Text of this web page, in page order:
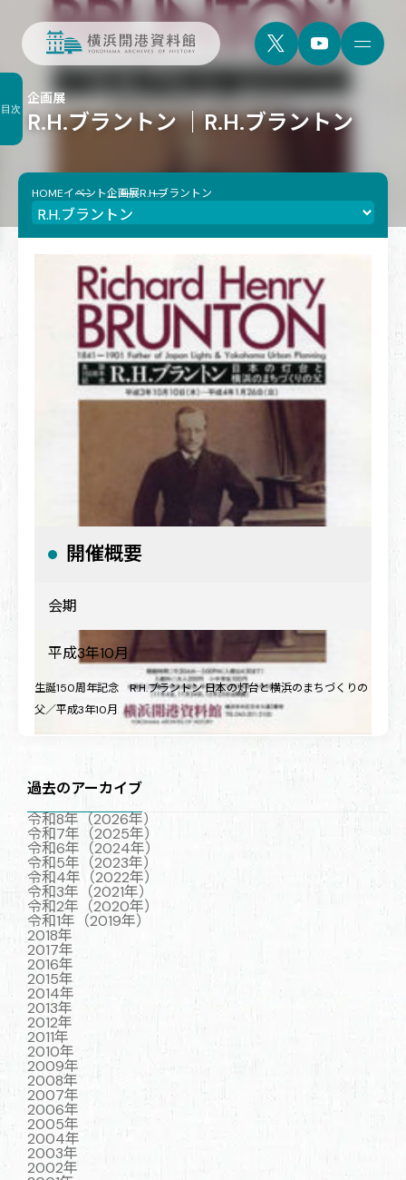
R.H.ブラントン ｜R.H.ブラントン
企画展
HOMEイベント企画展R.H.ブラントン
開催概要
会期
平成3年10月
生誕150周年記念 R.H.ブラントン 日本の灯台と横浜のまちづくりの
父／平成3年10月
目次
過去のアーカイブ
令和8年（2026年）
令和7年（2025年）
令和6年（2024年）
令和5年（2023年）
令和4年（2022年）
令和3年（2021年）
令和2年（2020年）
令和1年（2019年）
2018年
2017年
2016年
2015年
2014年
2013年
2012年
2011年
2010年
2009年
2008年
2007年
2006年
2005年
2004年
2003年
2002年